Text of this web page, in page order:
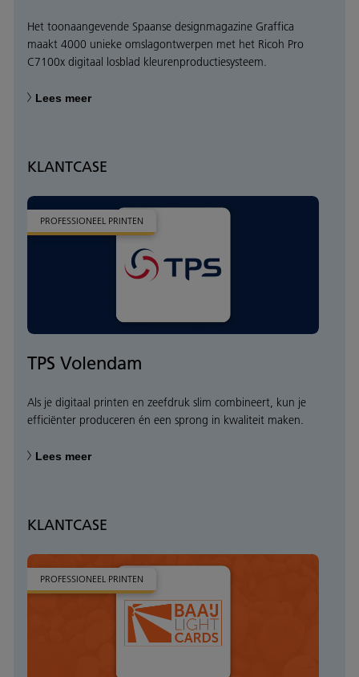
Het toonaangevende Spaanse designmagazine Graffica
maakt 4000 unieke omslagontwerpen met het Ricoh Pro
C7100x digitaal losblad kleurenproductiesysteem.
Lees meer
KLANTCASE
PROFESSIONEEL PRINTEN
TPS Volendam
Als je digitaal printen en zeefdruk slim combineert, kun je
efficiënter produceren én een sprong in kwaliteit maken.
Lees meer
KLANTCASE
PROFESSIONEEL PRINTEN